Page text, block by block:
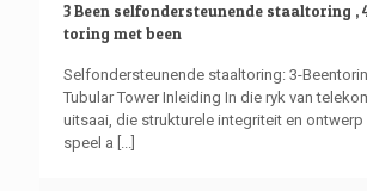
3 Been selfondersteunende staaltoring ,
toring met been
Selfondersteunende staaltoring: 3-
Tubular Tower Inleiding In die ryk van
uitsaai, die strukturele integriteit en
speel a [...]